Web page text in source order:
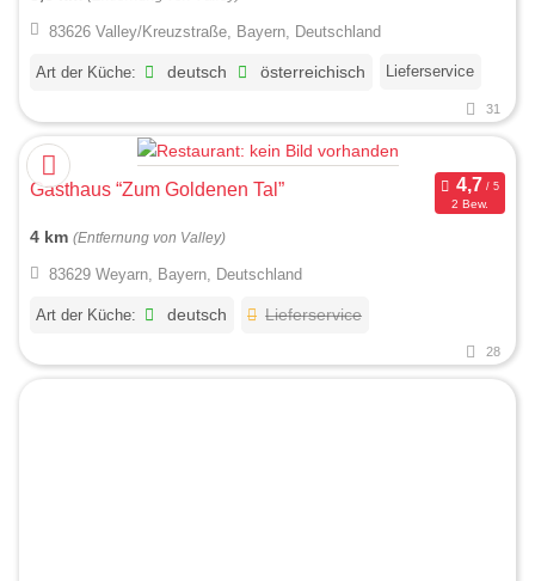
83626 Valley/Kreuzstraße, Bayern, Deutschland
Art der Küche: deutsch österreichisch Lieferservice
31
Gasthaus “Zum Goldenen Tal”
2 Bew.
4 km (Entfernung von Valley)
83629 Weyarn, Bayern, Deutschland
Art der Küche: deutsch Lieferservice
28